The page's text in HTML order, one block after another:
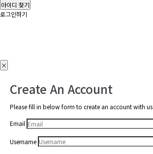
아이디 찾기
로그인하기
×
Create An Account
Please fill in below form to create an account with us
Email
Username